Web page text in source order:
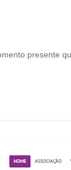
presente